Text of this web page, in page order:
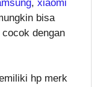
, xiaomi
bisa
dengan
hp merk